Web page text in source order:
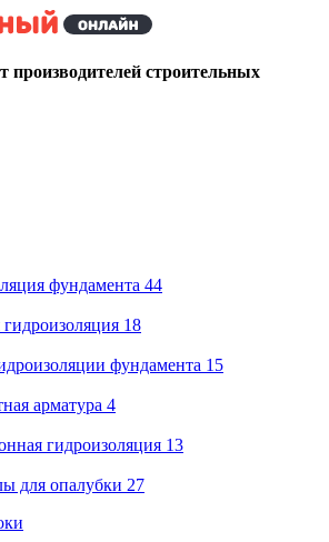
производителей строительных
фундамента 44
18
фундамента 15
арматура 4
гидроизоляция 13
для опалубки 27